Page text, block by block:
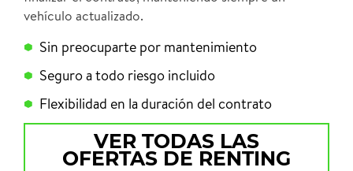
vehículo actualizado.
Sin preocuparte por mantenimiento
Seguro a todo riesgo incluido
Flexibilidad en la duración del contrato
VER TODAS LAS
OFERTAS DE RENTING